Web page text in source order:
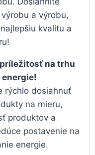
a výrobu,
kvalitu a
na trhu
rýchlo dosiahnuť
na mieru,
produktov a
postavenie na
energie.